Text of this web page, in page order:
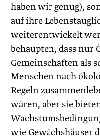
haben wir genug),
auf ihre
weiterentwickelt
behaupten, dass nur
Gemeinschaften als
Menschen nach
Regeln
wären, aber sie
wie Gewächshäuser